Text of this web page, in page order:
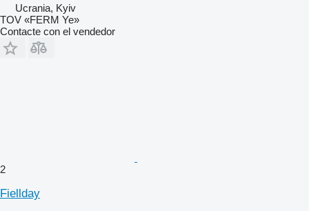
Ucrania, Kyiv
TOV «FERM Ye»
Contacte con el vendedor
2
Fiellday